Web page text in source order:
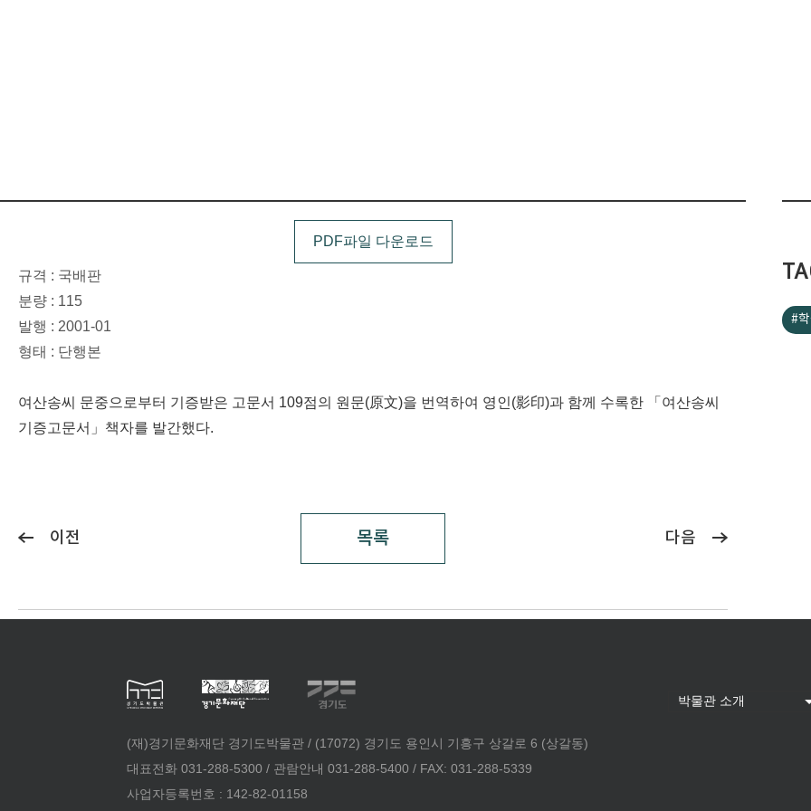
PDF파일 다운로드
규격 : 국배판
분량 : 115
발행 : 2001-01
형태 : 단행본
여산송씨 문중으로부터 기증받은 고문서 109점의 원문(原文)을 번역하여 영인(影印)과 함께 수록한 「여산송씨
기증고문서」책자를 발간했다.
#
이전 목록 다음
(재)경기문화재단 경기도박물관 / (17072) 경기도 용인시 기흥구 상갈로 6 (상갈동)
대표전화 031-288-5300 / 관람안내 031-288-5400 / FAX: 031-288-5339
사업자등록번호 : 142-82-01158